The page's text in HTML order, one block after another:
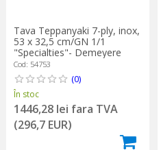
Tava Teppanyaki 7-ply, inox,
53 x 32,5 cm/GN 1/1
"Specialties"- Demeyere
Cod: 54753
(0)
În stoc
1446,28 lei fara TVA
(296,7 EUR)